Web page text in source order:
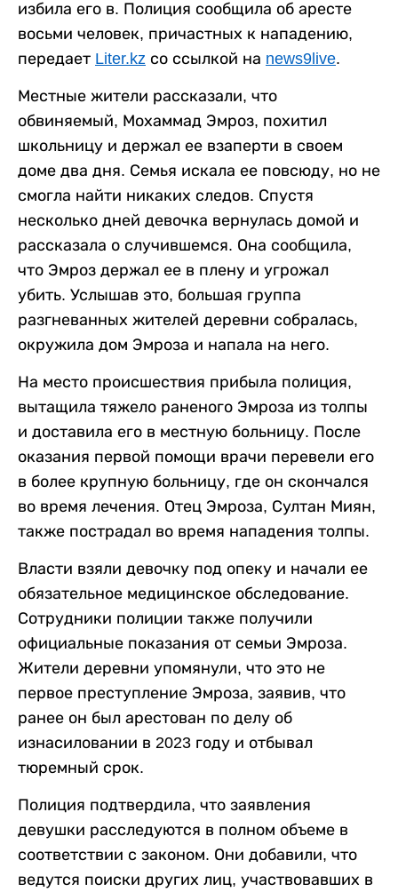
избила его в. Полиция сообщила об аресте
восьми человек, причастных к нападению,
передает Liter.kz со ссылкой на news9live.
Местные жители рассказали, что
обвиняемый, Мохаммад Эмроз, похитил
школьницу и держал ее взаперти в своем
доме два дня. Семья искала ее повсюду, но не
смогла найти никаких следов. Спустя
несколько дней девочка вернулась домой и
рассказала о случившемся. Она сообщила,
что Эмроз держал ее в плену и угрожал
убить. Услышав это, большая группа
разгневанных жителей деревни собралась,
окружила дом Эмроза и напала на него.
На место происшествия прибыла полиция,
вытащила тяжело раненого Эмроза из толпы
и доставила его в местную больницу. После
оказания первой помощи врачи перевели его
в более крупную больницу, где он скончался
во время лечения. Отец Эмроза, Султан Миян,
также пострадал во время нападения толпы.
Власти взяли девочку под опеку и начали ее
обязательное медицинское обследование.
Сотрудники полиции также получили
официальные показания от семьи Эмроза.
Жители деревни упомянули, что это не
первое преступление Эмроза, заявив, что
ранее он был арестован по делу об
изнасиловании в 2023 году и отбывал
тюремный срок.
Полиция подтвердила, что заявления
девушки расследуются в полном объеме в
соответствии с законом. Они добавили, что
ведутся поиски других лиц, участвовавших в